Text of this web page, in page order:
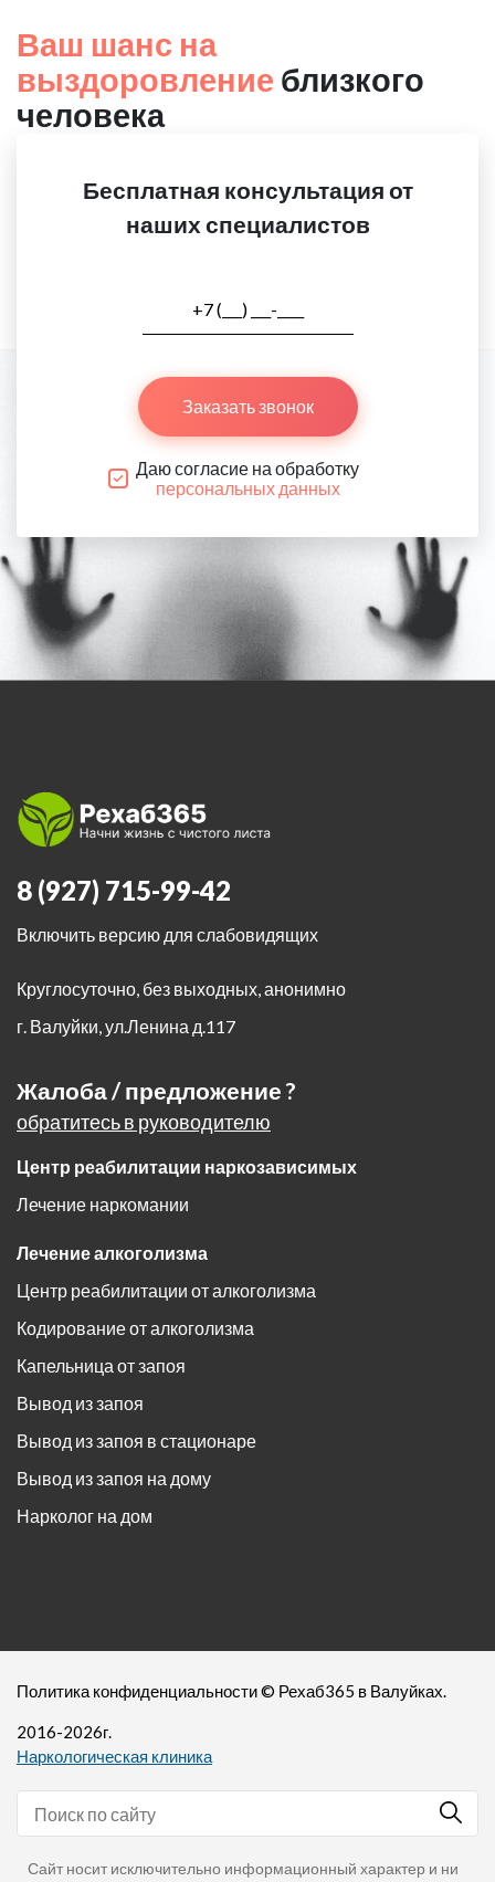
Ваш шанс на
выздоровление близкого
человека
Бесплатная консультация от
наших специалистов
Заказать звонок
Даю согласие на обработку
персональных данных
8 (927) 715-99-42
Включить версию для слабовидящих
Круглосуточно, без выходных, анонимно
г. Валуйки,ул.Ленина д.117
Жалоба / предложение ?
обратитесь в руководителю
Центр реабилитации наркозависимых
Лечение наркомании
Лечение алкоголизма
Центр реабилитации от алкоголизма
Кодирование от алкоголизма
Капельница от запоя
Вывод из запоя
Вывод из запоя в стационаре
Вывод из запоя на дому
Нарколог на дом
Политика конфиденциальности© Рехаб365 в Валуйках.
2016-2026г.
Наркологическая клиника
Сайт носит исключительно информационный характер и ни